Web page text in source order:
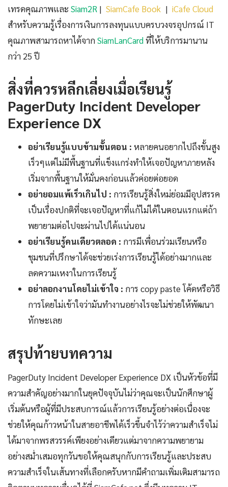
เทรดคุณภาพและ Siam2R | SiamCafe Book | iCafe Cloud
สำหรับความรู้เรื่องการเงินการลงทุนแบบครบวงจรอุปกรณ์ IT
คุณภาพสามารถหาได้จากSiamLanCardที่ให้บริการมานาน
กว่า 25 ปี
สิ่งที่ควรหลีกเลี่ยงเมื่อเรียนรู้
PagerDuty Incident Developer
Experience DX
อย่าเรียนรู้แบบข้ามขั้นตอน : หลายคนอยากไปถึงขั้นสูง
เร็วๆแต่ไม่มีพื้นฐานที่แข็งแกร่งทำให้เจอปัญหาภายหลัง
เริ่มจากพื้นฐานให้มั่นคงก่อนแล้วค่อยต่อยอด
อย่ายอมแพ้เร็วเกินไป : การเรียนรู้สิ่งใหม่ย่อมมีอุปสรรค
เป็นเรื่องปกติที่จะเจอปัญหาที่แก้ไม่ได้ในตอนแรกแต่ถ้า
พยายามต่อไปจะผ่านไปได้แน่นอน
อย่าเรียนรู้คนเดียวตลอด : การมีเพื่อนร่วมเรียนหรือ
ชุมชนที่ปรึกษาได้จะช่วยเร่งการเรียนรู้ได้อย่างมากและ
ลดความเหงาในการเรียนรู้
อย่าลอกงานโดยไม่เข้าใจ : การ copy paste โค้ดหรือวิธี
การโดยไม่เข้าใจว่ามันทำงานอย่างไรจะไม่ช่วยให้พัฒนา
ทักษะเลย
สรุปท้ายบทความ
PagerDuty Incident Developer Experience DX เป็นหัวข้อที่มี
ความสำคัญอย่างมากในยุคปัจจุบันไม่ว่าคุณจะเป็นนักศึกษาผู้
เริ่มต้นหรือผู้ที่มีประสบการณ์แล้วการเรียนรู้อย่างต่อเนื่องจะ
ช่วยให้คุณก้าวหน้าในสายอาชีพได้เร็วขึ้นจำไว้ว่าความสำเร็จไม่
ได้มาจากพรสวรรค์เพียงอย่างเดียวแต่มาจากความพยายาม
อย่างสม่ำเสมอทุกวันขอให้คุณสนุกกับการเรียนรู้และประสบ
ความสำเร็จในเส้นทางที่เลือกครับหากมีคำถามเพิ่มเติมสามารถ